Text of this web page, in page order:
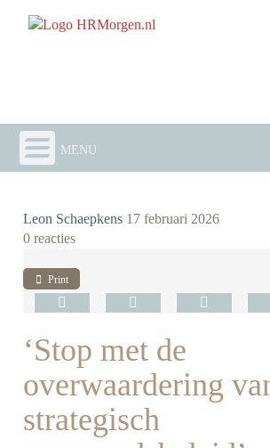
menu
Leon Schaepkens 17 februari 2026
0 reacties
Print
‘Stop met de
overwaardering
strategisch